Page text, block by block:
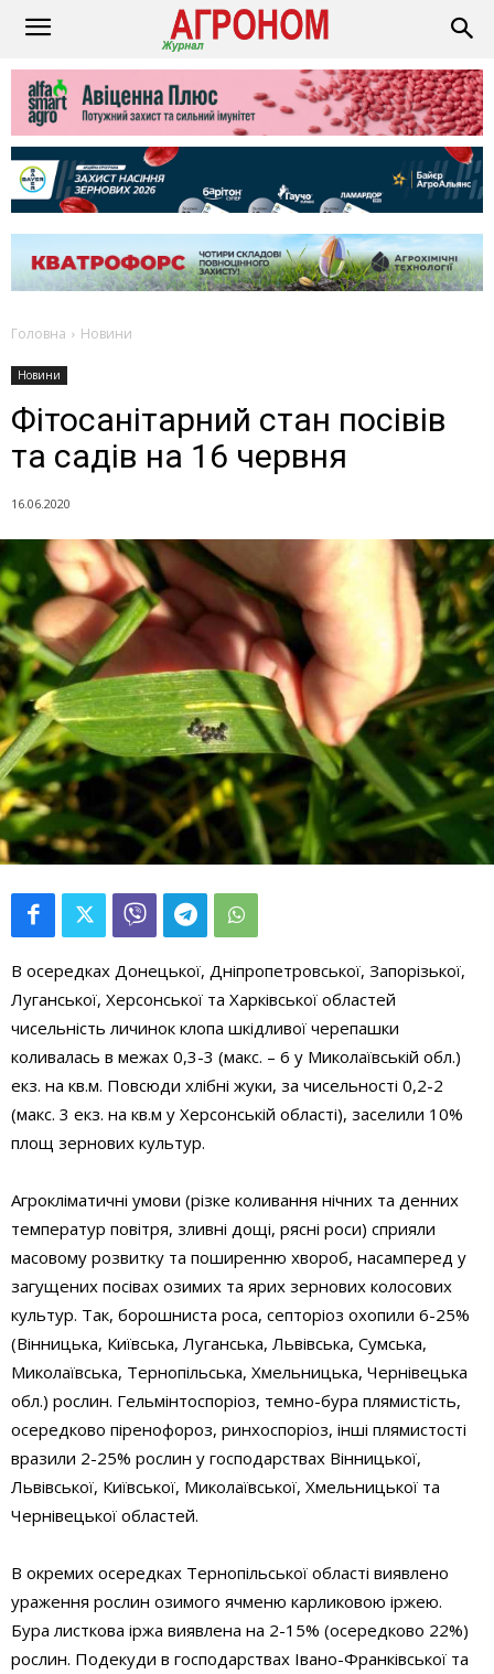
Головна Новини
Новини
Фітосанітарний стан посівів
та садів на 16 червня
16.06.2020
В осередках Донецької, Дніпропетровської, Запорізької,
Луганської, Херсонської та Харківської областей
чисельність личинок клопа шкідливої черепашки
коливалась в межах 0,3-3 (макс. – 6 у Миколаївській обл.)
екз. на кв.м. Повсюди хлібні жуки, за чисельності 0,2-2
(макс. 3 екз. на кв.м у Херсонській області), заселили 10%
площ зернових культур.
Агрокліматичні умови (різке коливання нічних та денних
температур повітря, зливні дощі, рясні роси) сприяли
масовому розвитку та поширенню хвороб, насамперед у
загущених посівах озимих та ярих зернових колосових
культур. Так, борошниста роса, септоріоз охопили 6-25%
(Вінницька, Київська, Луганська, Львівська, Сумська,
Миколаївська, Тернопільська, Хмельницька, Чернівецька
обл.) рослин. Гельмінтоспоріоз, темно-бура плямистість,
осередково піренофороз, ринхоспоріоз, інші плямистості
вразили 2-25% рослин у господарствах Вінницької,
Львівської, Київської, Миколаївської, Хмельницької та
Чернівецької областей.
В окремих осередках Тернопільської області виявлено
ураження рослин озимого ячменю карликовою іржею.
Бура листкова іржа виявлена на 2-15% (осередково 22%)
рослин. Подекуди в господарствах Івано-Франківської та